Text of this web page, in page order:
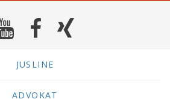
JUSLINE
ADVOKAT